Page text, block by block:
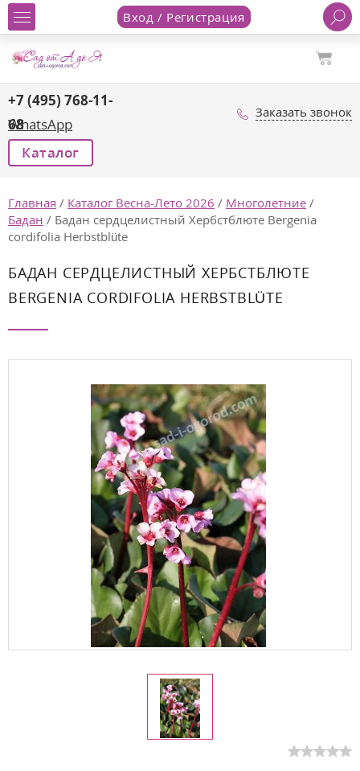
Вход / Регистрация
+7 (495) 768-11-
68
WhatsApp
Заказать звонок
Каталог
Главная / Каталог Весна-Лето 2026 / Многолетние /
Бадан / Бадан сердцелистный Хербстблюте Bergenia
cordifolia Herbstblüte
БАДАН СЕРДЦЕЛИСТНЫЙ ХЕРБСТБЛЮТЕ
BERGENIA CORDIFOLIA HERBSTBLÜTE